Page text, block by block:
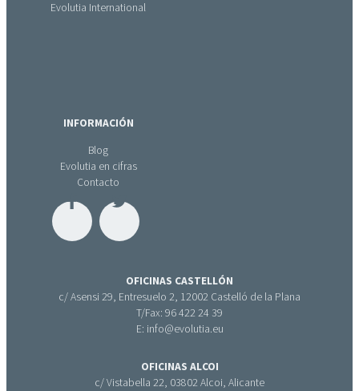
Evolutia International
INFORMACIÓN
Blog
Evolutia en cifras
Contacto
OFICINAS CASTELLÓN
c/ Asensi 29, Entresuelo 2, 12002 Castelló de la Plana
T/Fax: 96 422 24 39
E: info@evolutia.eu
OFICINAS ALCOI
c/ Vistabella 22, 03802 Alcoi, Alicante